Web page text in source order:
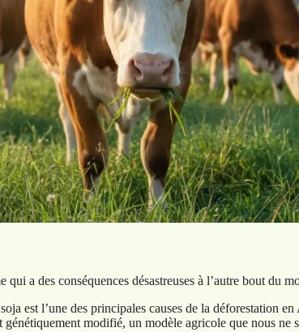
a des conséquences désastreuses à l’autre bout du
est l’une des principales causes de la déforestation
modifié, un modèle agricole que nous ne